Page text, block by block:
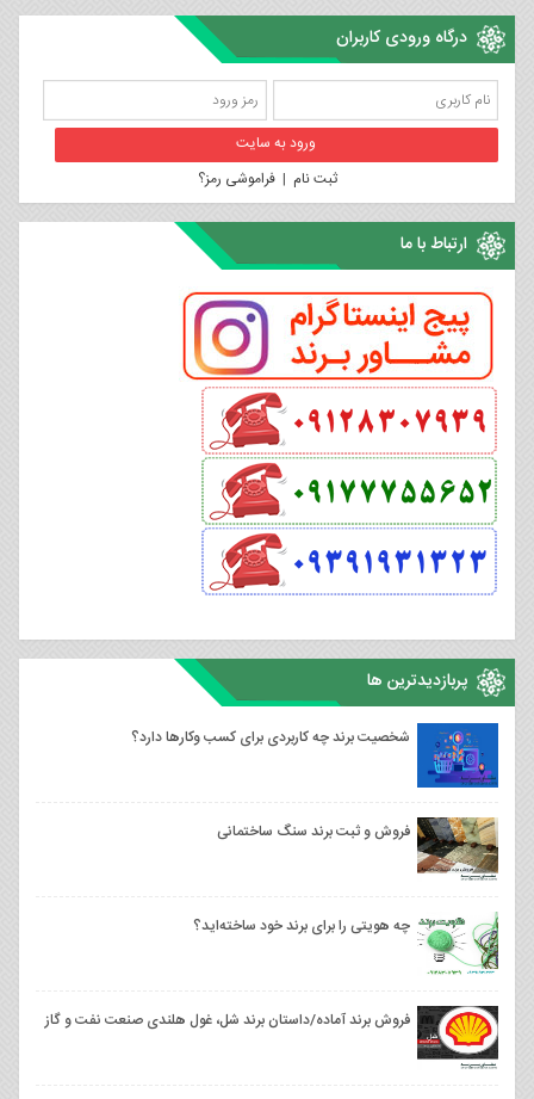
درگاه ورودی کاربران
ثبت نام |فراموشی رمز؟
ارتباط با ما
پربازدیدترین ها
شخصیت برند چه کاربردی برای کسب وکارها دارد؟
فروش و ثبت برند سنگ ساختمانی
چه هویتی را برای برند خود ساخته‌اید؟
فروش برند آماده/داستان برند شل، غول هلندی صنعت نفت و گاز